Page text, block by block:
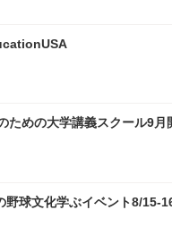
ための大学講義スクール9月
野球文化学ぶイベント8/15-